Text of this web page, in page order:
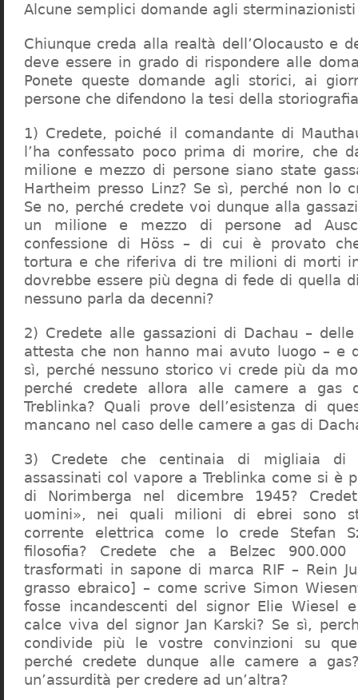
Alcune semplici domande agli sterminazionisti
Chiunque creda alla realtà dell’Olocausto e
deve essere in grado di rispondere alle
Ponete queste domande agli storici, ai
persone che difendono la tesi della
1) Credete, poiché il comandante di
l’ha confessato poco prima di morire, che
milione e mezzo di persone siano state
Hartheim presso Linz? Se sì, perché non lo
Se no, perché credete voi dunque alla
un milione e mezzo di persone ad
confessione di Höss – di cui è provato
tortura e che riferiva di tre milioni di morti
dovrebbe essere più degna di fede di quella
nessuno parla da decenni?
2) Credete alle gassazioni di Dachau –
attesta che non hanno mai avuto luogo – e
sì, perché nessuno storico vi crede più da
perché credete allora alle camere a gas
Treblinka? Quali prove dell’esistenza di
mancano nel caso delle camere a gas di
3) Credete che centinaia di migliaia di
assassinati col vapore a Treblinka come si è
di Norimberga nel dicembre 1945?
uomini», nei quali milioni di ebrei sono
corrente elettrica come lo crede Stefan
filosofia? Credete che a Belzec
trasformati in sapone di marca RIF – Rein
grasso ebraico] – come scrive Simon
fosse incandescenti del signor Elie Wiesel
calce viva del signor Jan Karski? Se sì,
condivide più le vostre convinzioni su
perché credete dunque alle camere a
un’assurdità per credere ad un’altra?